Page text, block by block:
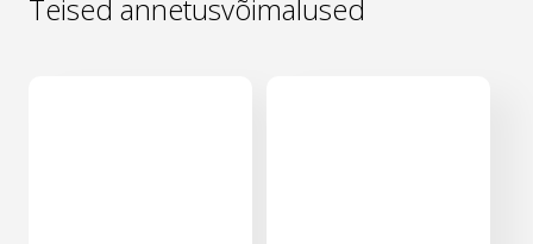
Teised annetusvõimalused